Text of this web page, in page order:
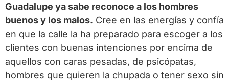
Guadalupe ya sabe reconoce a los hombres
buenos y los malos. Cree en las energías y confía
en que la calle la ha preparado para escoger a los
clientes con buenas intenciones por encima de
aquellos con caras pesadas, de psicópatas,
hombres que quieren la chupada o tener sexo sin